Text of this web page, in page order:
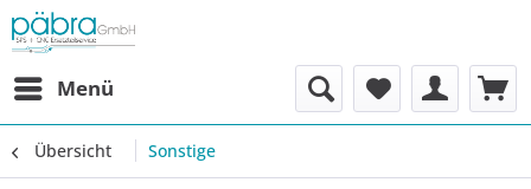
Menü
Übersicht Sonstige